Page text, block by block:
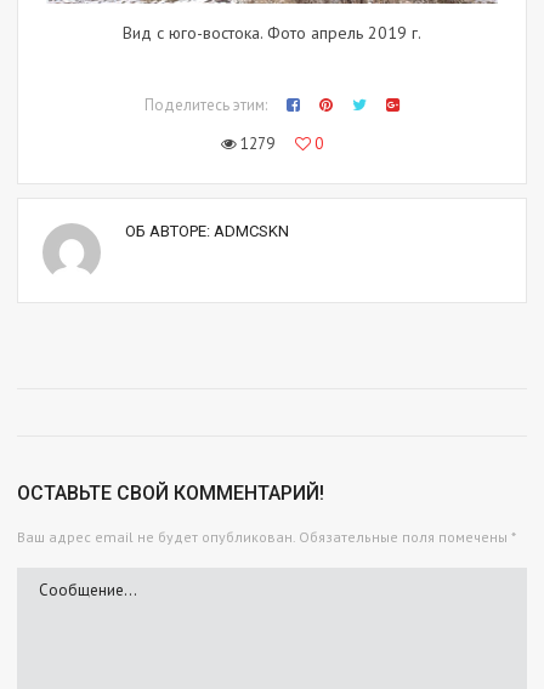
Вид с юго-востока. Фото апрель 2019 г.
Поделитесь этим:
1279
0
ОБ АВТОРЕ: ADMCSKN
ОСТАВЬТЕ СВОЙ КОММЕНТАРИЙ!
Ваш адрес email не будет опубликован. Обязательные поля помечены *